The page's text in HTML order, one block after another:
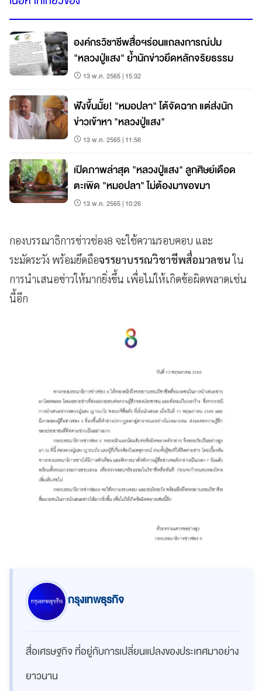
องค์กรวิชาชีพสื่อฯร่อนแถลงการณ์ปม
"หลวงปู่แสง" ย้ำนักข่าวยึดหลักจริยธรรม
13 พ.ค. 2565 | 15:32
ฟังขึ้นมั้ย! "หมอปลา" โต้จัดฉาก แต่ส่งนัก
ข่าวเข้าหา "หลวงปู่แสง"
13 พ.ค. 2565 | 11:56
เปิดภาพล่าสุด "หลวงปู่แสง" ลูกศิษย์เดือด
ตะเพิด "หมอปลา" ไม่ต้องมาขอขมา
13 พ.ค. 2565 | 10:26
กองบรรณาธิการข่าวช่อง8 จะใช้ความรอบคอบ และ
ระมัดระวัง พร้อมยึดถือจรรยาบรรณวิชาชีพสื่อมวลชนใน
การนำเสนอข่าวให้มากยิ่งขึ้น เพื่อไม่ให้เกิดข้อผิดพลาดเช่น
นี้อีก
กรุงเทพธุรกิจ
สื่อเศรษฐกิจ ที่อยู่กับการเปลี่ยนแปลงของประเทศมาอย่าง
ยาวนาน